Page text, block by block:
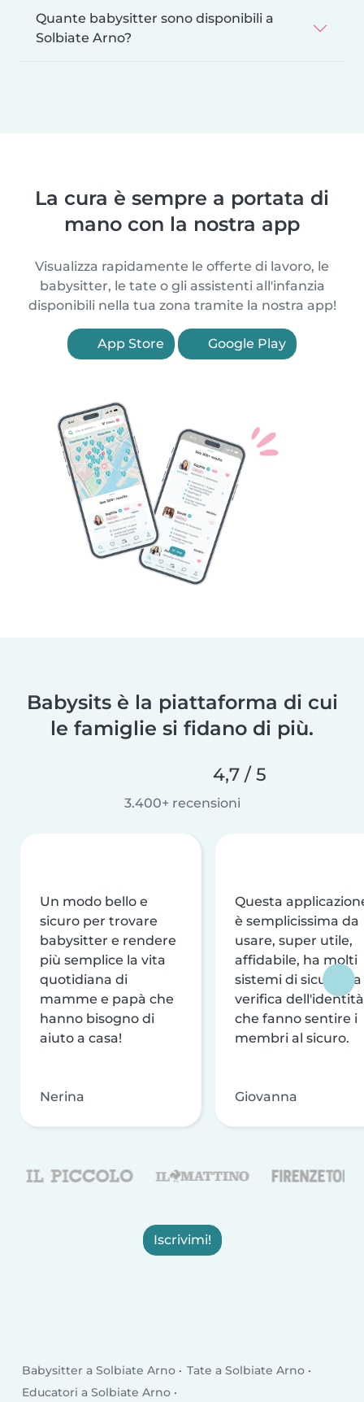
Quante babysitter sono disponibili a
Solbiate Arno?
La cura è sempre a portata di
mano con la nostra app
Visualizza rapidamente le offerte di lavoro, le
babysitter, le tate o gli assistenti all'infanzia
disponibili nella tua zona tramite la nostra app!
App Store Google Play
Babysits è la piattaforma di cui
le famiglie si fidano di più.
4,7 / 5
3.400+ recensioni
Un modo bello e
sicuro per trovare
babysitter e rendere
più semplice la vita
quotidiana di
mamme e papà che
hanno bisogno di
aiuto a casa!
Nerina
Questa
è semplicissima da
usare, super utile,
affidabile, ha molti
sistemi di sicurezza
verifica dell'identità
che fanno sentire i
membri al sicuro.
Giovanna
Iscrivimi!
Babysitter a Solbiate Arno
Tate a Solbiate Arno
Educatori a Solbiate Arno